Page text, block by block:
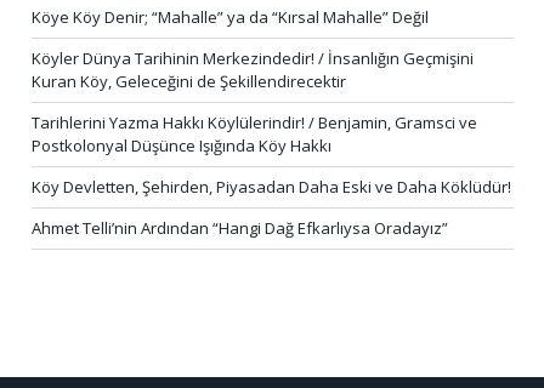
Köye Köy Denir; “Mahalle” ya da “Kırsal Mahalle” Değil
Köyler Dünya Tarihinin Merkezindedir! / İnsanlığın Geçmişini
Kuran Köy, Geleceğini de Şekillendirecektir
Tarihlerini Yazma Hakkı Köylülerindir! / Benjamin, Gramsci ve
Postkolonyal Düşünce Işığında Köy Hakkı
Köy Devletten, Şehirden, Piyasadan Daha Eski ve Daha Köklüdür!
Ahmet Telli’nin Ardından “Hangi Dağ Efkarlıysa Oradayız”